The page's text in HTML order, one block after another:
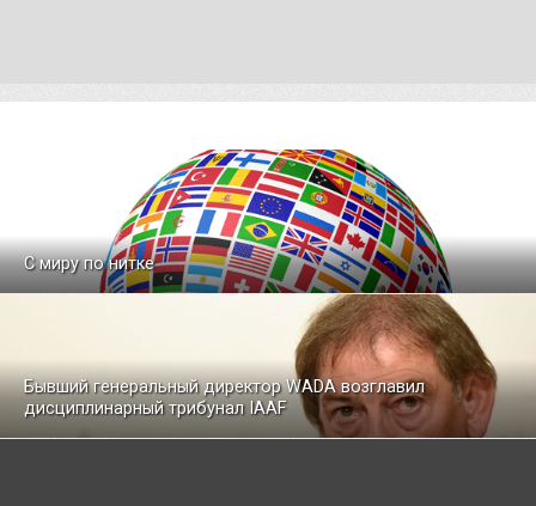
С миру по нитке
Бывший генеральный директор WADA возглавил
дисциплинарный трибунал IAAF